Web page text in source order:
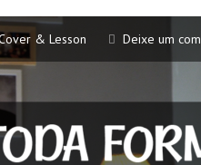
& Lesson Deixe um